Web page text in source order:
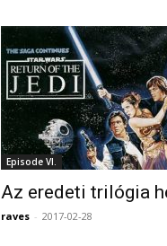
Episode VI.
Az eredeti trilógia
raves - 2017-02-28